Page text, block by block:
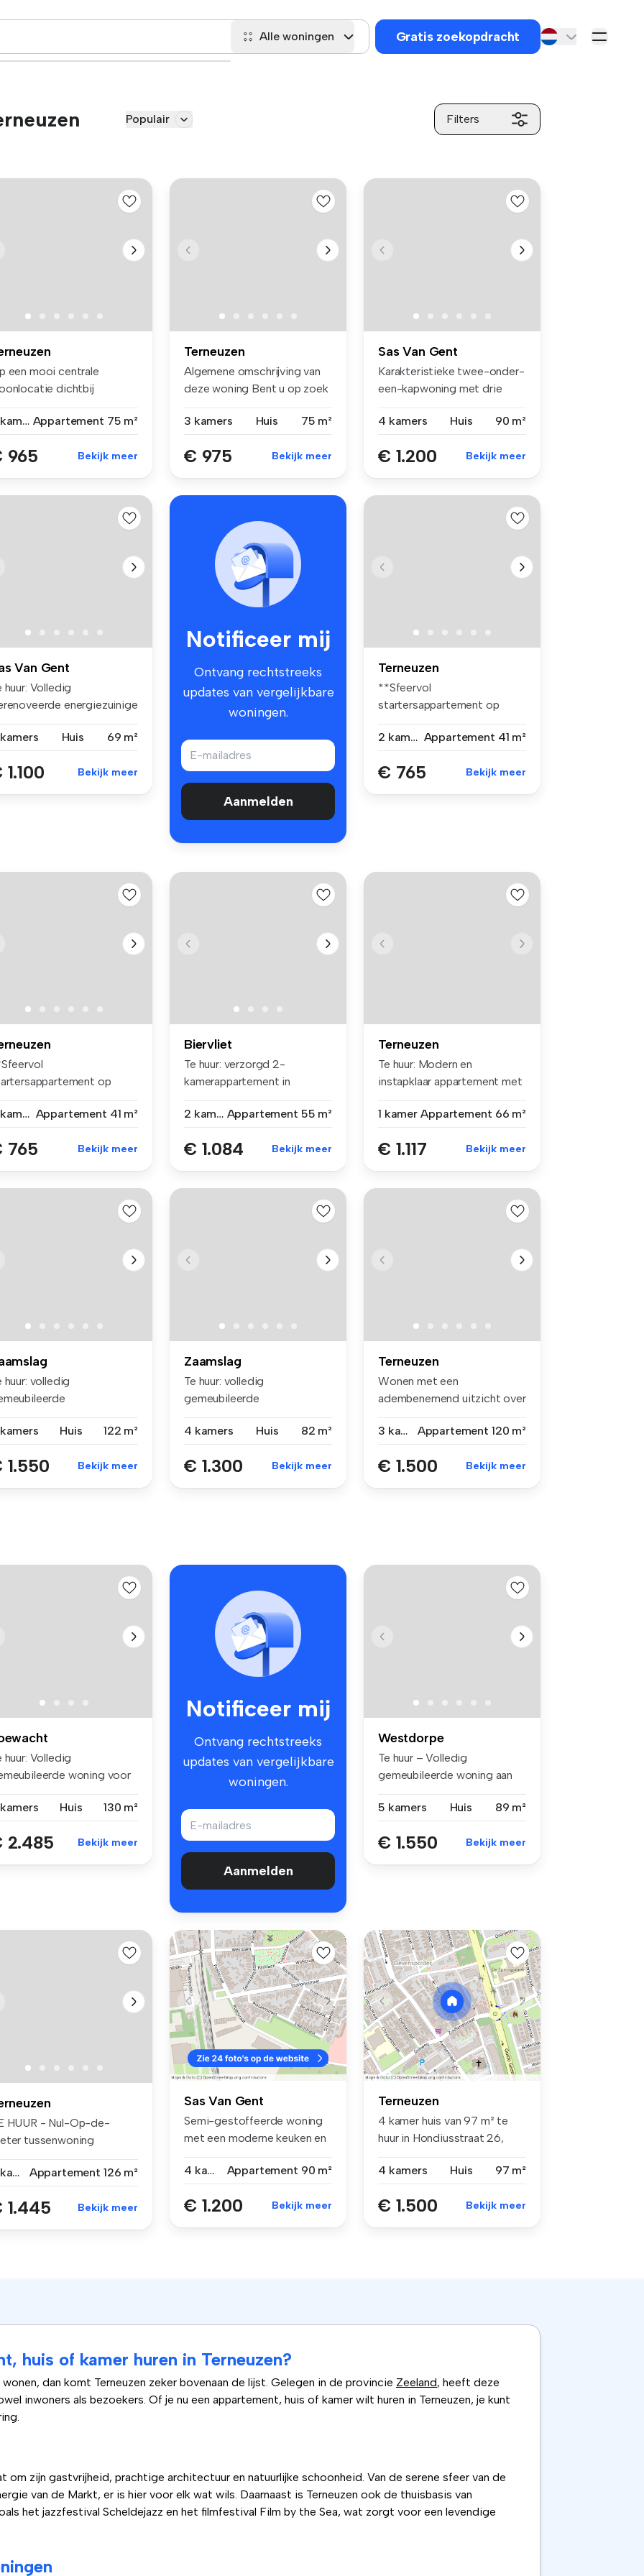
Alle woningen Gratis zoekopdracht
Populair Filters
een mooi centrale
dichtbij
3 kamers Appartement 75 m²
965 Bekijk meer
Terneuzen
Algemene omschrijving van
deze woning Bent u op zoek
3 kamers
Huis 75 m²
€ 975 Bekijk meer
Sas Van Gent
Karakteristieke twee-onder-
een-kapwoning met drie
4 kamers
Huis 90 m²
€ 1.200 Bekijk meer
Van Gent
huur: Volledig
energiezuinige
Huis 69 m²
Bekijk meer
Notificeer mij
Ontvang rechtstreeks
updates van vergelijkbare
woningen.
Aanmelden
Terneuzen
**Sfeervol
startersappartement op
2 kamers Appartement 41 m²
€ 765 Bekijk meer
op
2 kamers Appartement 41 m²
765 Bekijk meer
Biervliet
Te huur: verzorgd 2-
kamerappartement in
2 kamers Appartement 55 m²
€ 1.084 Bekijk meer
Terneuzen
Te huur: Modern en
instapklaar appartement met
1 kamer Appartement 66 m²
€ 1.117 Bekijk meer
huur: volledig
Huis 122 m²
1.550 Bekijk meer
Zaamslag
Te huur: volledig
gemeubileerde
St...
4 kamers Huis 82 m²
€ 1.300 Bekijk meer
Terneuzen
Wonen met een
adembenemend uitzicht over
3 kamers
Appartement 120 m²
€ 1.500 Bekijk meer
huur: Volledig
woning voor
Huis 130 m²
2.485 Bekijk meer
Notificeer mij
Ontvang rechtstreeks
updates van vergelijkbare
woningen.
Aanmelden
Westdorpe
Te huur – Volledig
gemeubileerde woning aan
5 kamers
Huis 89 m²
€ 1.550 Bekijk meer
HUUR - Nul-Op-de-
tussenwoning
5 kamers
Appartement 126 m²
1.445 Bekijk meer
Sas Van Gent
Semi-gestoffeerde woning
met een moderne keuken en
4 kamers
Appartement 90 m²
€ 1.200 Bekijk meer
Terneuzen
4 kamer huis van 97 m² te
huur in Hondiusstraat 26,
4 kamers
Huis 97 m²
€ 1.500 Bekijk meer
huis of kamer huren in Terneuzen?
dan komt Terneuzen zeker bovenaan de lijst. Gelegen in de provincie Zeeland, heeft deze
inwoners als bezoekers. Of je nu een appartement, huis of kamer wilt huren in Terneuzen, je kunt
om zijn gastvrijheid, prachtige architectuur en natuurlijke schoonheid. Van de serene sfeer van de
van de Markt, er is hier voor elk wat wils. Daarnaast is Terneuzen ook de thuisbasis van
het jazzfestival Scheldejazz en het filmfestival Film by the Sea, wat zorgt voor een levendige